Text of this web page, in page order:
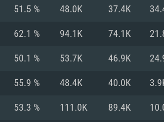
supportant DirectX
GeForce 1060 et plus,
Connexion Internet à
supportés)
8 GB
Radeon Vega II ou
Metal
Connexion Internet à
NVIDIA 1060 avec
de 6 mois) / de même
RX 570) avec les derniers
51.5 % 48.0K 37.4K
62.1 % 94.1K 74.1K
50.1 % 53.7K 46.9K
55.9 % 48.4K 40.0K
53.3 % 111.0K 89.4K